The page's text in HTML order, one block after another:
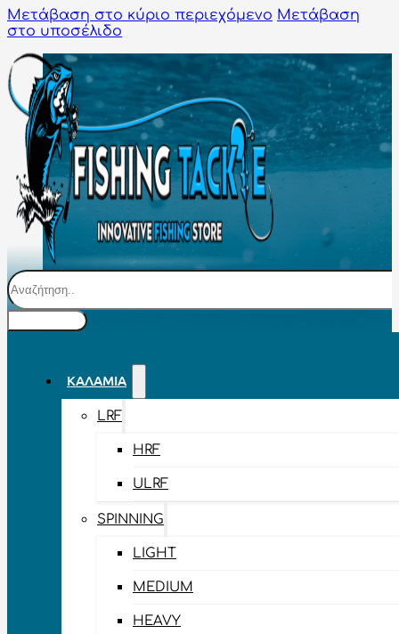
Μετάβαση στο κύριο περιεχόμενο Μετάβαση
στο υποσέλιδο
Αναζήτηση
ΚΑΛΆΜΙΑ
LRF
HRF
ULRF
SPINNING
LIGHT
MEDIUM
HEAVY